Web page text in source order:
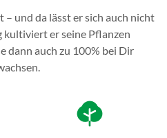
und da lässt er sich auch nicht
kultiviert er seine Pflanzen
dann auch zu 100% bei Dir